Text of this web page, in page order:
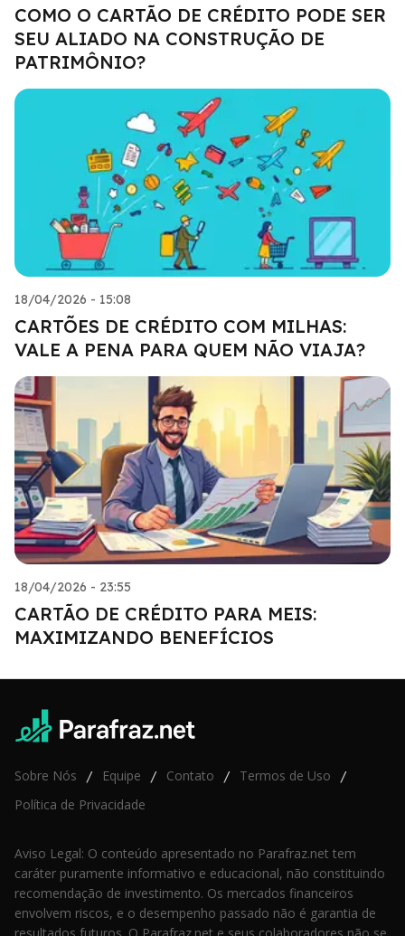
COMO O CARTÃO DE CRÉDITO PODE SER
SEU ALIADO NA CONSTRUÇÃO DE
PATRIMÔNIO?
18/04/2026 - 15:08
CARTÕES DE CRÉDITO COM MILHAS:
VALE A PENA PARA QUEM NÃO VIAJA?
18/04/2026 - 23:55
CARTÃO DE CRÉDITO PARA MEIS:
MAXIMIZANDO BENEFÍCIOS
Sobre Nós / Equipe / Contato / Termos de Uso /
Política de Privacidade
Aviso Legal: O conteúdo apresentado no Parafraz.net tem
caráter puramente informativo e educacional, não constituindo
recomendação de investimento. Os mercados financeiros
envolvem riscos, e o desempenho passado não é garantia de